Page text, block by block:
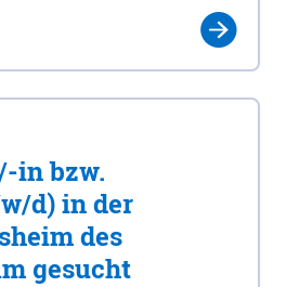
in bzw.
d) in der
des
gesucht